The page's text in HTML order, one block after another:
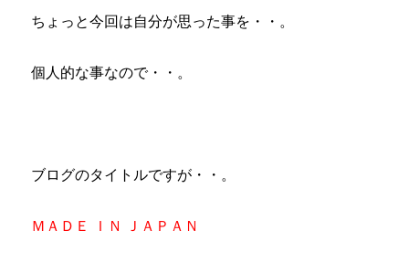
ちょっと今回は自分が思った事を・・。
個人的な事なので・・。
ブログのタイトルですが・・。
ＭＡＤＥ ＩＮ ＪＡＰＡＮ